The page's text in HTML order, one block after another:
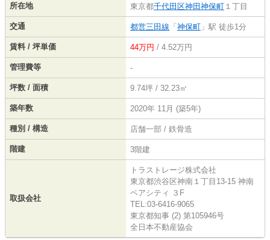
所在地 東京都千代田区神田神保町 １丁目
交通 都営三田線 「 神保町 」駅 徒歩1分
賃料 / 坪単価 44万円 / 4.52万円
管理費等 -
坪数 / 面積 9.74坪 / 32.23㎡
築年数 2020年 11月 (築5年)
種別 / 構造 店舗一部 / 鉄骨造
階建 3階建
取扱会社
トラストレージ株式会社
東京都渋谷区神南１丁目13-15 神南
ペアシティ ３F
TEL:03-6416-9065
東京都知事 (2) 第105946号
全日本不動産協会